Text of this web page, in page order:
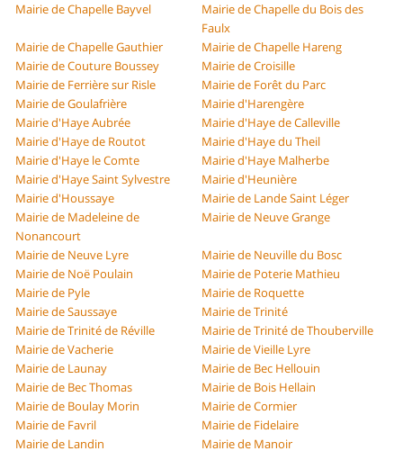
Mairie de Chapelle Bayvel
Mairie de Chapelle du Bois des
Faulx
Mairie de Chapelle Gauthier
Mairie de Chapelle Hareng
Mairie de Couture Boussey
Mairie de Croisille
Mairie de Ferrière sur Risle
Mairie de Forêt du Parc
Mairie de Goulafrière
Mairie d'Harengère
Mairie d'Haye Aubrée
Mairie d'Haye de Calleville
Mairie d'Haye de Routot
Mairie d'Haye du Theil
Mairie d'Haye le Comte
Mairie d'Haye Malherbe
Mairie d'Haye Saint Sylvestre
Mairie d'Heunière
Mairie d'Houssaye
Mairie de Lande Saint Léger
Mairie de Madeleine de
Nonancourt
Mairie de Neuve Grange
Mairie de Neuve Lyre
Mairie de Neuville du Bosc
Mairie de Noë Poulain
Mairie de Poterie Mathieu
Mairie de Pyle
Mairie de Roquette
Mairie de Saussaye
Mairie de Trinité
Mairie de Trinité de Réville
Mairie de Trinité de Thouberville
Mairie de Vacherie
Mairie de Vieille Lyre
Mairie de Launay
Mairie de Bec Hellouin
Mairie de Bec Thomas
Mairie de Bois Hellain
Mairie de Boulay Morin
Mairie de Cormier
Mairie de Favril
Mairie de Fidelaire
Mairie de Landin
Mairie de Manoir